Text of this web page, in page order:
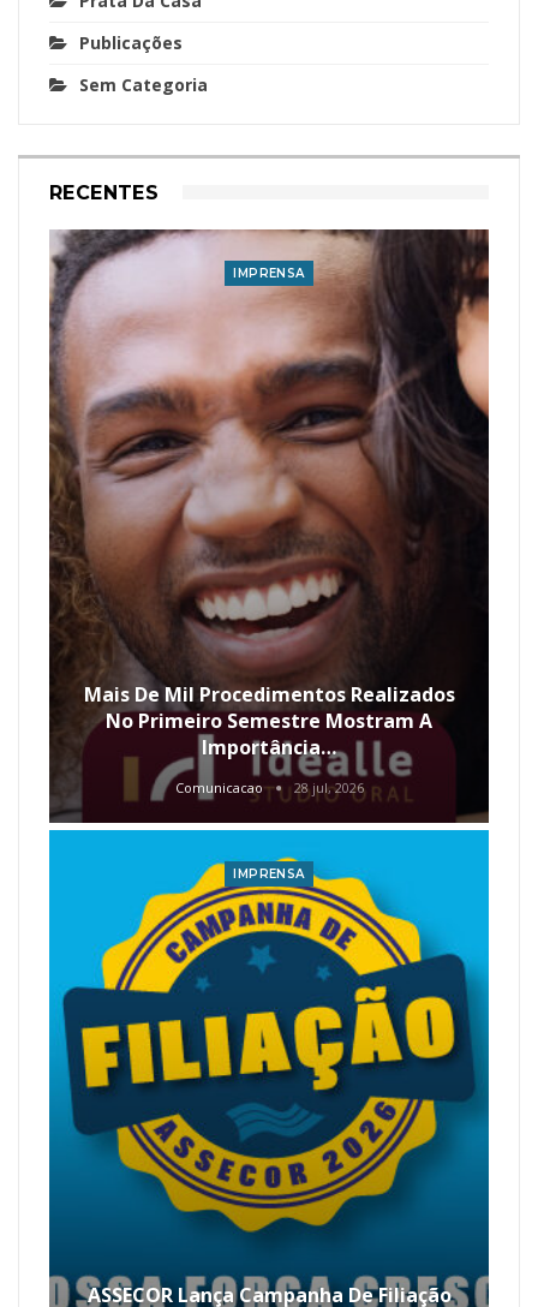
Publicações
Sem Categoria
RECENTES
IMPRENSA
Mais De Mil Procedimentos Realizados
No Primeiro Semestre Mostram A
Importância…
Comunicacao 28 jul, 2026
IMPRENSA
ASSECOR Lança Campanha De Filiação